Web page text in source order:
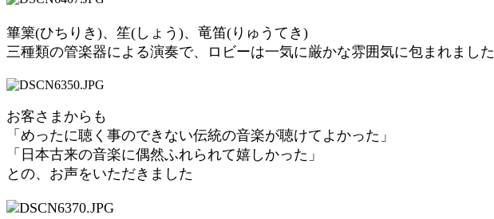
篳篥(ひちりき)、 笙(しょう)、竜笛(りゅうてき)
三種類の管楽器による演奏で、ロビーは一気に厳かな雰囲気に包まれました
お客さまからも
「めったに聴く事のできない伝統の音楽が聴けてよかった」
「日本古来の音楽に偶然ふれられて嬉しかった」
との、お声をいただきました